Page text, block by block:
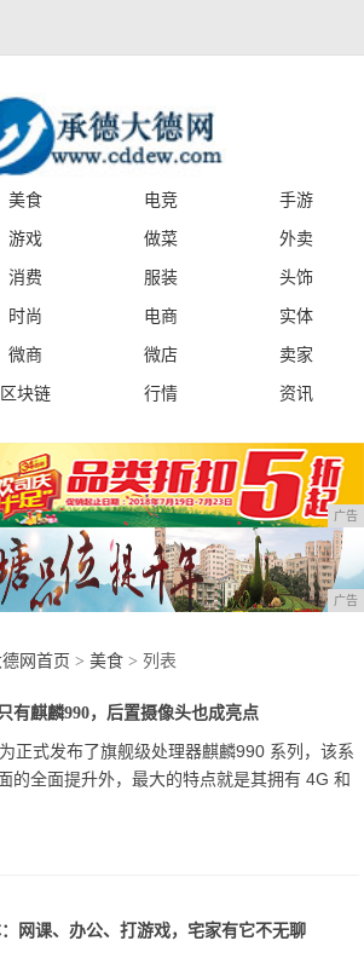
美食 电竞
手游
游戏 做菜
外卖
消费 服装
头饰
时尚 电商
实体
微商 微店
卖家
区块链 行情 资讯
广告
广告
网首页 > 美食 > 列表
有麒麟990，后置摄像头也成亮点
正式发布了旗舰级处理器麒麟990 系列，该系
的全面提升外，最大的特点就是其拥有 4G 和
网课、办公、打游戏，宅家有它不无聊